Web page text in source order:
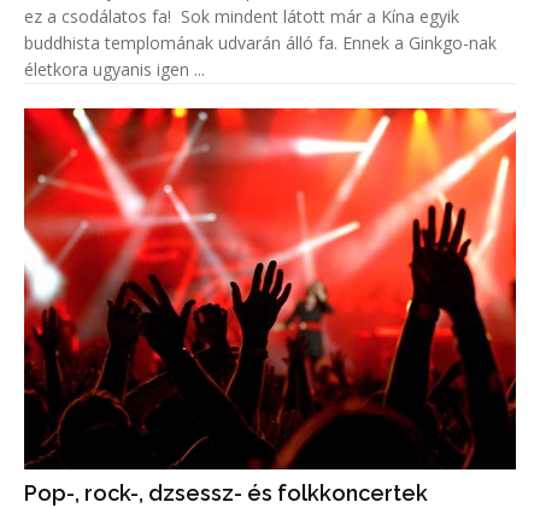
ez a csodálatos fa! Sok mindent látott már a Kína egyik
buddhista templomának udvarán álló fa. Ennek a Ginkgo-nak
életkora ugyanis igen ...
Pop-, rock-, dzsessz- és folkkoncertek